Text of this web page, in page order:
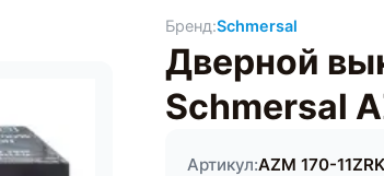
Бренд:Schmersal
Дверной
Schmersal
Артикул:AZM 170-